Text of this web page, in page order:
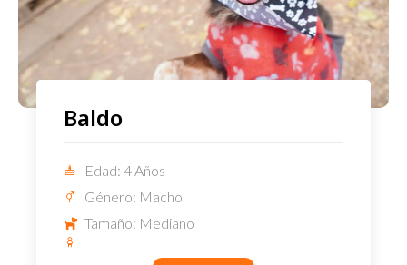
Baldo
Edad: 4 Años
Género: Macho
Tamaño: Mediano